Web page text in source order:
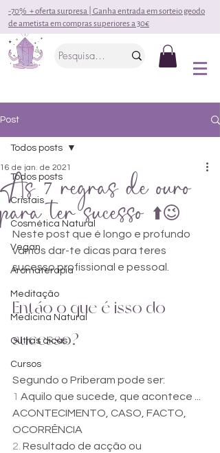
-70% + oferta surpresa | Ganha entrada em sorteio geodo
de ametista em compras superiores a 30€
Post
Todos posts
Cristais
Cosmética Natural
Vegan
Aromaterapia
Meditação
Medicina Natural
Outras dicas
Cursos
Todos posts
As 7 regras de ouro
para ter sucesso ⬆️😉
16 de jan. de 2021
Neste post que é longo e profundo
vamos dar-te dicas para teres
sucesso profissional e pessoal.
Entáo o que é isso do
sucesso?
Segundo o Priberam pode ser:
1 Aquilo que sucede, que acontece ...
ACONTECIMENTO, CASO, FACTO,
OCORRÊNCIA
2. Resultado de acção ou